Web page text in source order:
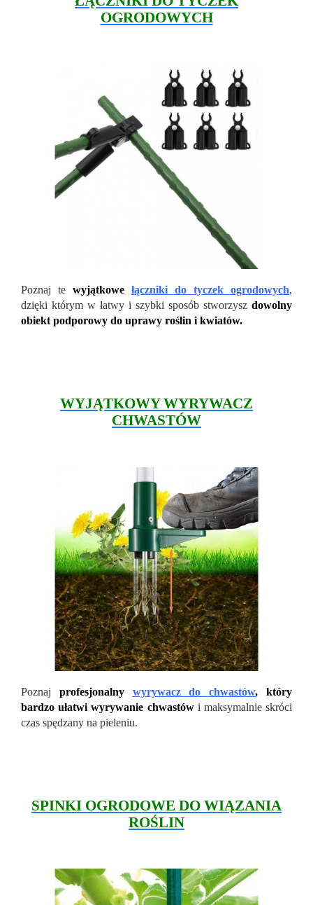
OGRODOWYCH
Poznaj te wyjątkowe łączniki do tyczek ogrodowych,
dzięki którym w łatwy i szybki sposób stworzysz dowolny
obiekt podporowy do uprawy roślin i kwiatów.
WYJĄTKOWY WYRYWACZ
CHWASTÓW
Poznaj profesjonalny wyrywacz do chwastów, który
bardzo ułatwi wyrywanie chwastów i maksymalnie skróci
czas spędzany na pieleniu.
SPINKI OGRODOWE DO WIĄZANIA
ROŚLIN